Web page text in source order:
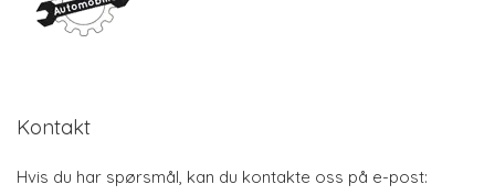
Kontakt
Hvis du har spørsmål, kan du kontakte oss på e-post: